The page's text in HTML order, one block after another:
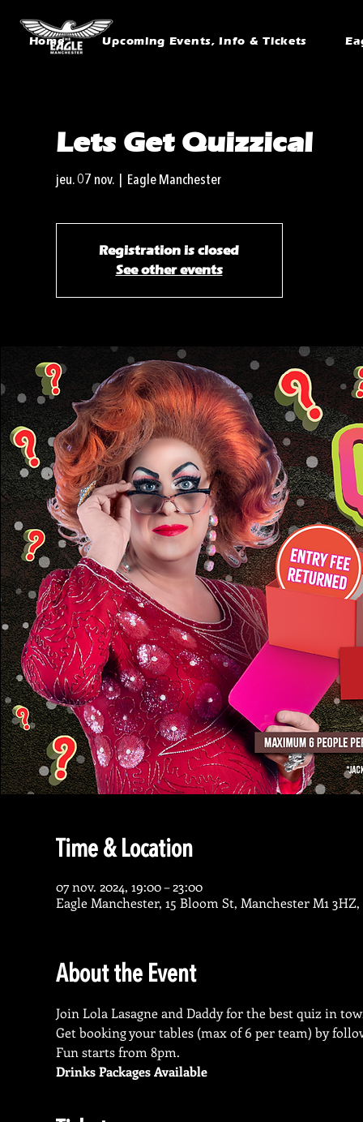
Home Upcoming Events, Info & Tickets
Lets Get Quizzical
jeu. 07 nov.
  |
Eagle Manchester
Registration is closed
See other events
Time & Location
07 nov. 2024, 19:00 – 23:00
Eagle Manchester, 15 Bloom St, Manchester M1 3HZ,
About the Event
Join Lola Lasagne and Daddy for the best quiz in
Get booking your tables (max of 6 per team) by
Fun starts from 8pm.
Drinks Packages Available